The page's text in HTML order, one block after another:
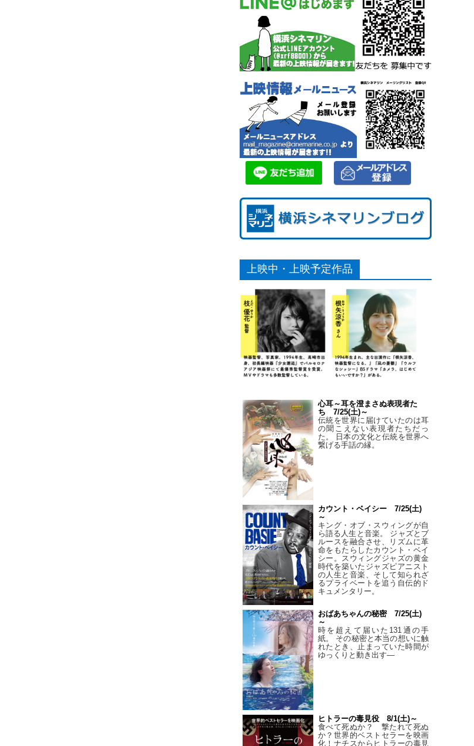
上映中・上映予定作品
心耳～耳を澄まさぬ表現者た
ち 7/25(土)～
伝統を世界に届けていたのは耳
の聞こえない表現者たちだっ
た。 日本の文化と伝統を世界へ
繋げる手話の縁。
カウント・ベイシー 7/25(土)
～
キング・オブ・スウィングが自
ら語る人生と音楽。 ジャズとブ
ルースを融合させ、リズムに革
命をもたらしたカウント・ベイ
シー。スウィングジャズの黄金
時代を築いたジャズピアニスト
の人生と音楽、そして知られざ
るプライベートを追う自伝的ド
キュメンタリー。
おばあちゃんの秘密 7/25(土)
～
時を超えて届いた131通の手
紙。 その秘密と本当の想いに触
れたとき、止まっていた時間が
ゆっくりと動き出す―
ヒトラーの毒見役 8/1(土)～
食べて死ぬか？ 撃たれて死ぬ
か？世界的ベストセラーを映画
化！ナチスからヒトラーの毒見